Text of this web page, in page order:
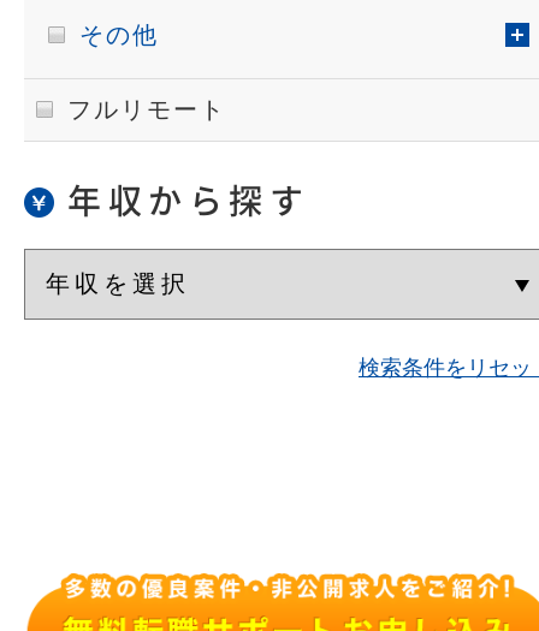
その他
フルリモート
年収から探す
検索条件をリセッ